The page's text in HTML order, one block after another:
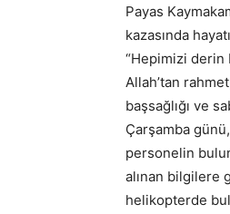
Payas
kazasında
“Hepimizi derin
Allah’tan
başsağlığı ve
Çarşamba
personelin
alınan bilgilere
helikopterde